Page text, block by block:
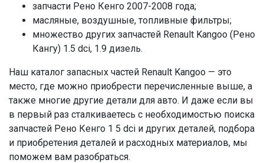
запчасти Рено Кенго 2007-2008 года;
масляные, воздушные, топливные фильтры;
множество других запчастей Renault Kangoo (Рено
Кангу) 1.5 dci, 1.9 дизель.
Наш каталог запасных частей Renault Kangoo — это
место, где можно приобрести перечисленные выше, а
также многие другие детали для авто. И даже если вы
в первый раз сталкиваетесь с необходимостью поиска
запчастей Рено Кенго 1 5 dci и других деталей, подбора
и приобретения деталей и расходных материалов, мы
поможем вам разобраться.